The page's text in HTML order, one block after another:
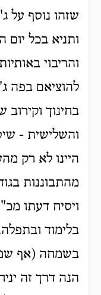
שזהו נוסף על
ותניא בכל יום
והריבוי
להוציאם בפה
בחינוך
והשלישית -
היינו לא רק
מהתבוננות
ויסיח דעתו
בלימוד
בשמחה (אף
הנה דרך זה